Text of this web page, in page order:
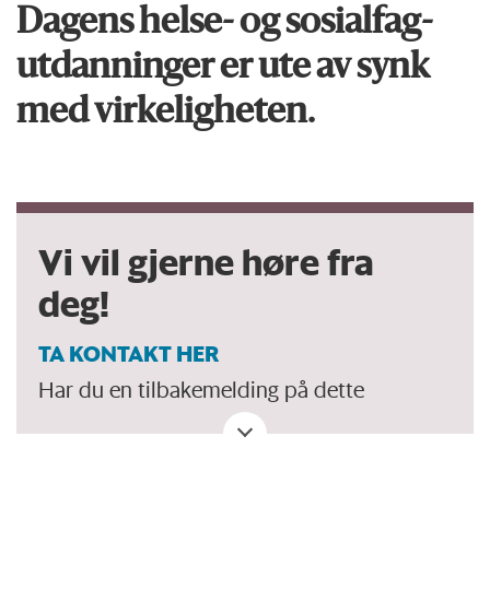
Dagens helse- og sosialfag­
utdanninger er ute av synk
med virkeligheten.
Vi vil gjerne høre fra
deg!
TA KONTAKT HER
Har du en tilbakemelding på dette
debattinnlegget. Eller spørsmål, ros eller